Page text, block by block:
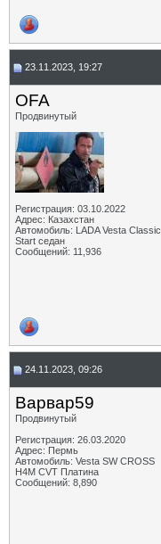
23.11.2023, 19:27
OFA
Продвинутый
Регистрация: 03.10.2022
Адрес: Казахстан
Автомобиль: LADA Vesta Classic
Start седан
Сообщений: 11,936
24.11.2023, 09:26
Варвар59
Продвинутый
Регистрация: 26.03.2020
Адрес: Пермь
Автомобиль: Vesta SW CROSS
H4M CVT Платина
Сообщений: 8,890